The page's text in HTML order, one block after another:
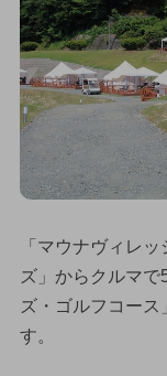
「マウナヴィレ
ズ」からクルマ
ズ・ゴルフコー
す。